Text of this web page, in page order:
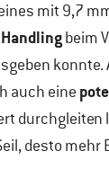
mit 9,7
Handlingbeim
auch eine
durchgleiten
desto